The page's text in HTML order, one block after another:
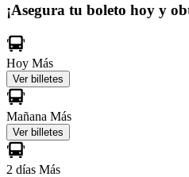
¡Asegura tu boleto hoy y
Hoy Más
Ver billetes
Mañana Más
Ver billetes
2 días Más